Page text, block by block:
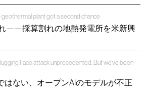
plant got a second chance
——採算割れの地熱発電所を米新興
Face attack unprecedented. But we’ve been
はない、オープンAIのモデルが不正